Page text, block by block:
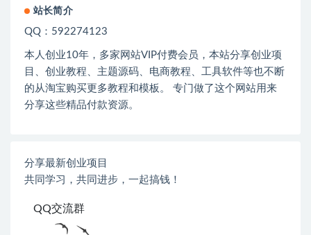
站长简介
QQ：592274123
本人创业10年，多家网站VIP付费会员，本站分享创业项
目、创业教程、主题源码、电商教程、工具软件等也不断
的从淘宝购买更多教程和模板。 专门做了这个网站用来
分享这些精品付款资源。
分享最新创业项目
共同学习，共同进步，一起搞钱！
QQ交流群